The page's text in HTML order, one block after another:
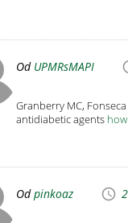
Od UPMRsMAPI
Granberry MC,
antidiabetic agents
Odpinkoaz